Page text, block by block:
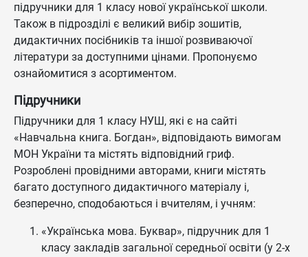
підручники для 1 класу нової української школи.
Також в підрозділі є великий вибір зошитів,
дидактичних посібників та іншої розвиваючої
літератури за доступними цінами. Пропонуємо
ознайомитися з асортиментом.
Підручники
Підручники для 1 класу НУШ, які є на сайті
«Навчальна книга. Богдан», відповідають вимогам
МОН України та містять відповідний гриф.
Розроблені провідними авторами, книги містять
багато доступного дидактичного матеріалу і,
безперечно, сподобаються і вчителям, і учням:
«Українська мова. Буквар», підручник для 1
класу закладів загальної середньої освіти (у 2-х